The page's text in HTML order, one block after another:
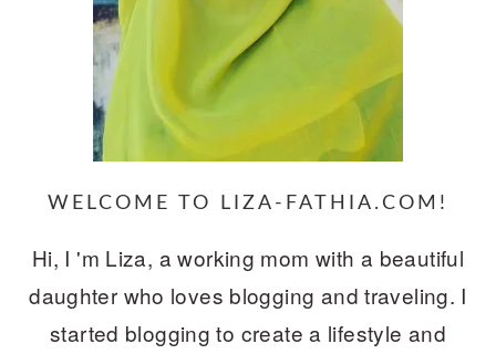
WELCOME TO LIZA-FATHIA.COM!
Hi, I 'm Liza, a working mom with a beautiful
daughter who loves blogging and traveling. I
started blogging to create a lifestyle and